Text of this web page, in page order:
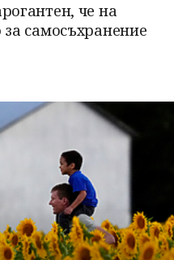
че на
самосъхранение